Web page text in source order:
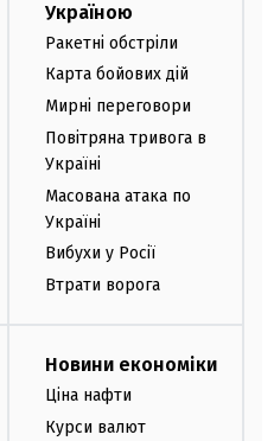
Україною
Ракетні обстріли
Карта бойових дій
Мирні переговори
Повітряна тривога в
Україні
Масована атака по
Україні
Вибухи у Росії
Втрати ворога
Новини економіки
Ціна нафти
Курси валют